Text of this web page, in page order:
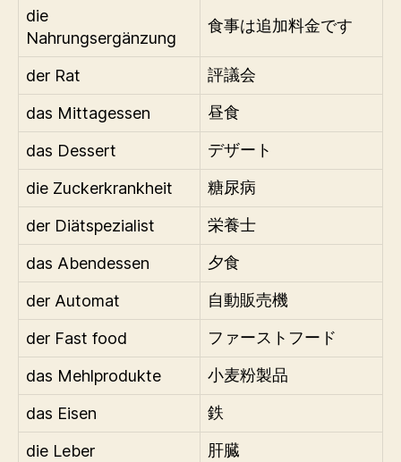
die
Nahrungsergänzung
食事は追加料金です
der Rat 評議会
das Mittagessen 昼食
das Dessert デザート
die Zuckerkrankheit 糖尿病
der Diätspezialist 栄養士
das Abendessen 夕食
der Automat 自動販売機
der Fast food ファーストフード
das Mehlprodukte 小麦粉製品
das Eisen 鉄
die Leber 肝臓